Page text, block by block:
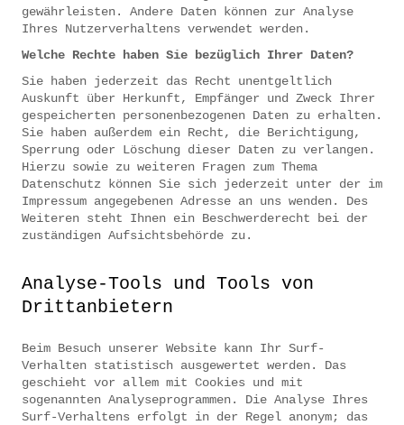
gewährleisten. Andere Daten können zur Analyse
Ihres Nutzerverhaltens verwendet werden.
Welche Rechte haben Sie bezüglich Ihrer Daten?
Sie haben jederzeit das Recht unentgeltlich
Auskunft über Herkunft, Empfänger und Zweck Ihrer
gespeicherten personenbezogenen Daten zu erhalten.
Sie haben außerdem ein Recht, die Berichtigung,
Sperrung oder Löschung dieser Daten zu verlangen.
Hierzu sowie zu weiteren Fragen zum Thema
Datenschutz können Sie sich jederzeit unter der im
Impressum angegebenen Adresse an uns wenden. Des
Weiteren steht Ihnen ein Beschwerderecht bei der
zuständigen Aufsichtsbehörde zu.
Analyse-Tools und Tools von
Drittanbietern
Beim Besuch unserer Website kann Ihr Surf-
Verhalten statistisch ausgewertet werden. Das
geschieht vor allem mit Cookies und mit
sogenannten Analyseprogrammen. Die Analyse Ihres
Surf-Verhaltens erfolgt in der Regel anonym; das